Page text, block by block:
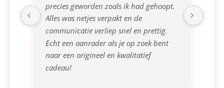
precies geworden zoals ik had gehoopt.
Alles was netjes verpakt en de
communicatie verliep snel en prettig.
Echt een aanrader als je op zoek bent
naar een origineel en kwalitatief
cadeau!